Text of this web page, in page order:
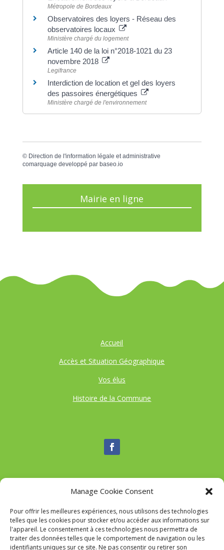
Manage Cookie Consent
Pour offrir les meilleures expériences, nous utilisons des technologies
telles que les cookies pour stocker et/ou accéder aux informations sur
l'appareil. Le consentement à ces technologies nous permettra de
traiter des données telles que le comportement de navigation ou les
identifiants uniques sur ce site. Ne pas consentir ou retirer son
Métropole de Bordeaux
Observatoires des loyers - Réseau des
observatoires locaux
Ministère chargé du logement
Article 140 de la loi n°2018-1021 du 23
novembre 2018
Legifrance
Interdiction de location et gel des loyers
des passoires énergétiques
Ministère chargé de l'environnement
© Direction de l'information légale et administrative
comarquage developpé par baseo.io
Mairie en ligne
Accueil
Accès et Situation Géographique
Vos élus
Histoire de la Commune
Nous contacter
Tél :04 95 52 84 88
Mail:commune-de-tavaco@orange.fr
Adresse :Figarella 20167 TAVACO